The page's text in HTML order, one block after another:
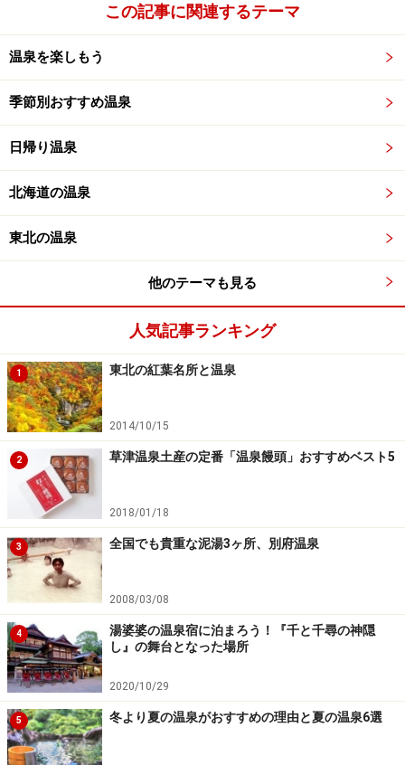
この記事に関連するテーマ
温泉を楽しもう
季節別おすすめ温泉
日帰り温泉
北海道の温泉
東北の温泉
他のテーマも見る
人気記事ランキング
1 東北の紅葉名所と温泉
2014/10/15
2 草津温泉土産の定番「温泉饅頭」おすすめベスト5
2018/01/18
3 全国でも貴重な泥湯3ヶ所、別府温泉
2008/03/08
4
湯婆婆の温泉宿に泊まろう！『千と千尋の神隠
し』の舞台となった場所
2020/10/29
5 冬より夏の温泉がおすすめの理由と夏の温泉6選